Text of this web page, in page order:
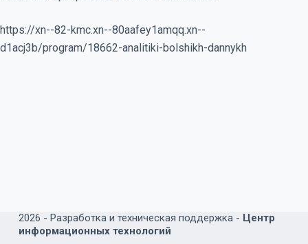
https://xn--82-kmc.xn--80aafey1amqq.xn--
d1acj3b/program/18662-analitiki-bolshikh-dannykh
2026 - Разработка и техническая поддержка - Центр
информационных технологий